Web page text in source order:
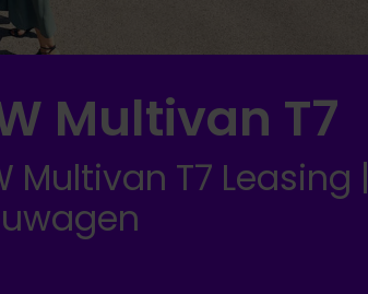
Multivan T7
Multivan T7 Leasing |